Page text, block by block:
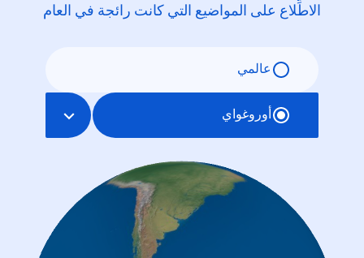
الاطِّلاع على المواضيع التي كانت رائجة في العام
عالمي
أوروغواي